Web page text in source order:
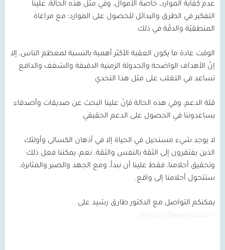
عدم كفاية الموارد، خاصة الأموال، وفي مثل هذه الحالة، علينا
التفكير في الطرق والبدائل للحصول على الموارد؛ مع مراعاة
المنطقيّة والدقّة في ذلك
الوقت عادة ما يكون العقبة الأكثر أهمية بالنسبة لمعظم الناس، إلا
إنّ الأهداف الواضحة والجدولة الزمنية الدقيقة والشغف والدافع
تساعد في التغلب على مثل هذا التحدي
قلة الدعم، وفي هذه الحالة فإنّ علينا البحث عن صديقات وأصدقاء
يساعدوننا في الحصول على الدعم الحقيقي
لا يوجد شيء مستحيل في الحياة إلا في أذهان الكسالى وأولئك
الذين يفتقرون إلى الثقة بالنفس والثقة. نعم، يمكننا فعل ذلك
وتحقيق أحلامنا، فقط علينا أن نبدأ، ومع الجهد والصبر والمثابرة،
ستتحول أحلامنا إلى واقع.
يمكنكم التواصل مع الدكتور طارق رشيد على
tareq_m35@yahoo.com